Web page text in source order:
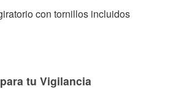
con tornillos incluidos
tu Vigilancia